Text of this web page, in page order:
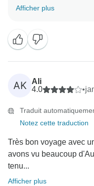
belle Australie avec
Afficher plus
AK
Ali
4.0
•
Traduit
Notez cette traduction
Très bon voyage avec
avons vu beaucoup
tenu...
Afficher plus